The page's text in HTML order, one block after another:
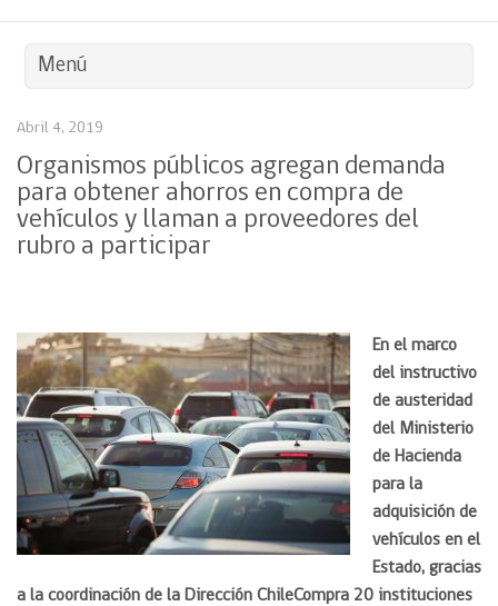
Menú
Abril 4, 2019
Organismos públicos agregan demanda
para obtener ahorros en compra de
vehículos y llaman a proveedores del
rubro a participar
En el marco
del instructivo
de austeridad
del Ministerio
de Hacienda
para la
adquisición de
vehículos en el
Estado, gracias
a la coordinación de la Dirección ChileCompra 20 instituciones